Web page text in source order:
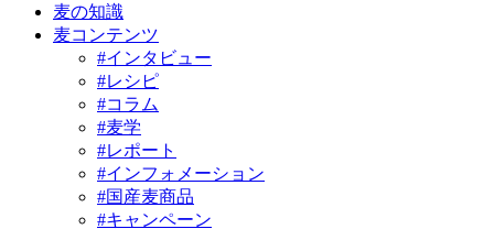
麦の知識
麦コンテンツ
#インタビュー
#レシピ
#コラム
#麦学
#レポート
#インフォメーション
#国産麦商品
#キャンペーン